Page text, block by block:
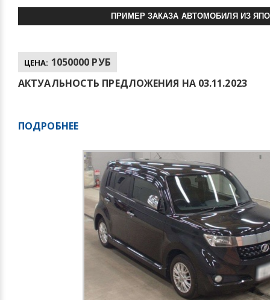
ПРИМЕР ЗАКАЗА АВТОМОБИЛЯ ИЗ
ЦЕНА: 1050000 РУБ
АКТУАЛЬНОСТЬ ПРЕДЛОЖЕНИЯ НА 03.11.2023
ПОДРОБНЕЕ